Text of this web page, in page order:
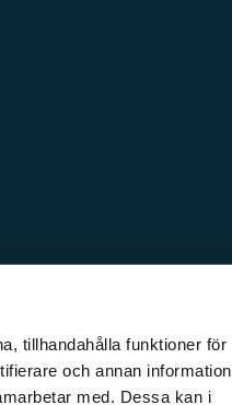
tillhandahålla funktioner för
och annan information
med. Dessa kan i